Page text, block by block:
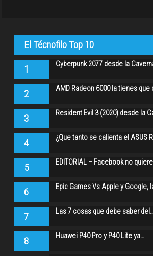
El Técnofilo Top 10
1 Cyberpunk 2077 desde la
2 AMD Radeon 6000 la tienes que
3 Resident Evil 3 (2020) desde la
4 ¿Que tanto se calienta el ASUS
5 EDITORIAL – Facebook no
6 Epic Games Vs Apple y Google,
7 Las 7 cosas que debe saber
8 Huawei P40 Pro y P40 Lite ya…